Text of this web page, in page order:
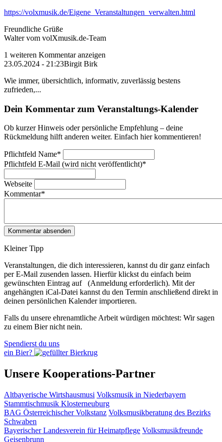
https://volxmusik.de/Eigene_Veranstaltungen_verwalten.html
Freundliche Grüße
Walter vom volXmusik.de-Team
1 weiteren Kommentar anzeigen
23.05.2024 - 21:23Birgit Birk
Wie immer, übersichtlich, informativ, zuverlässig bestens
zufrieden,...
Dein Kommentar zum Veranstaltungs-Kalender
Ob kurzer Hinweis oder persönliche Empfehlung – deine
Rückmeldung hilft anderen weiter. Einfach hier kommentieren!
Pflichtfeld Name*
Pflichtfeld E-Mail (wird nicht veröffentlicht)*
Webseite
Kommentar*
Kleiner Tipp
Veranstaltungen, die dich interessieren, kannst du dir ganz einfach
per E‑Mail zusenden lassen. Hierfür klickst du einfach beim
gewünschten Eintrag auf
(Anmeldung erforderlich). Mit der
angehängten iCal-Datei kannst du den Termin anschließend direkt in
deinen persönlichen Kalender importieren.
Falls du unsere ehrenamtliche Arbeit würdigen möchtest: Wir sagen
zu einem Bier nicht nein.
Spendierst du uns
ein Bier?
Unsere Kooperations-Partner
Altbayerische Wirtshausmusi Volksmusik in Niederbayern
Stammtischmusik Klosterneuburg
BAG Österreichischer Volkstanz Volksmusikberatung des Bezirks
Schwaben
Bayerischer Landesverein für Heimatpflege Volksmusikfreunde
Geisenbrunn